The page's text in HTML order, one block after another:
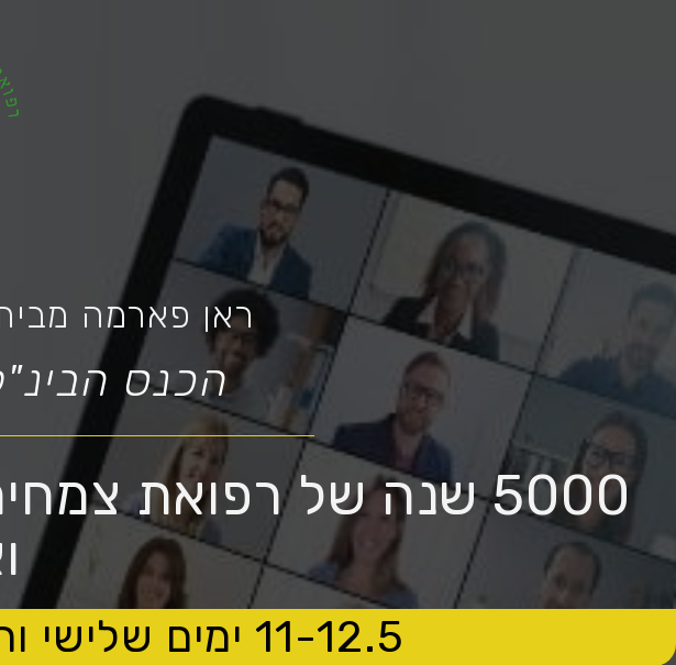
ראן פארמה
הכנס
5000 שנה של רפואת
11-12.5 ימים שלישי ורביעי, בין השעות 11:00-21:0